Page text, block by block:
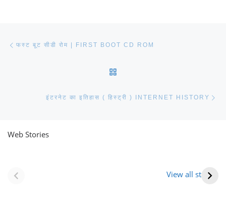
फस्ट बूट सीडी रोम | FIRST BOOT CD ROM
इंटरनेट का इतिहास ( हिस्ट्री ) INTERNET HISTORY
Web Stories
View all stories
(राजस्थान) |
Formation Of New
आभूषण (women’s